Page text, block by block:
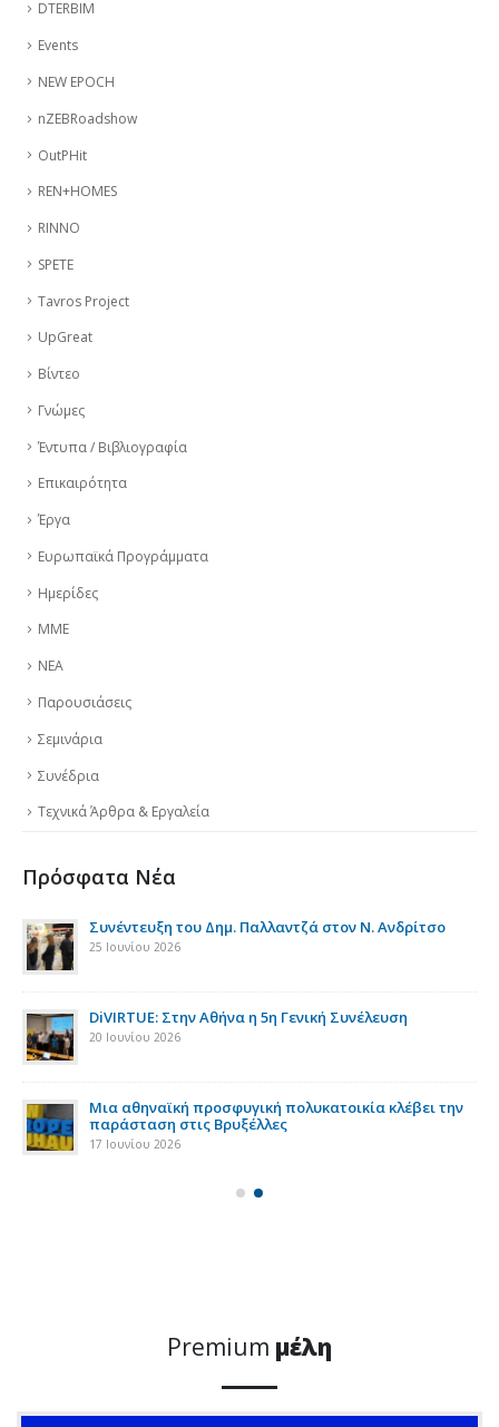
DTERBIM
Events
NEW EPOCH
nZEBRoadshow
OutPHit
REN+HOMES
RINNO
SPETE
Tavros Project
UpGreat
Βίντεο
Γνώμες
Έντυπα / Βιβλιογραφία
Επικαιρότητα
Έργα
Ευρωπαϊκά Προγράμματα
Ημερίδες
ΜΜΕ
ΝΕΑ
Παρουσιάσεις
Σεμινάρια
Συνέδρια
Τεχνικά Άρθρα & Εργαλεία
Πρόσφατα Νέα
Συνέντευξη του Δημ. Παλλαντζά στον Ν. Ανδρίτσο
25 Ιουνίου 2026
DiVIRTUE: Στην Αθήνα η 5η Γενική Συνέλευση
20 Ιουνίου 2026
Μια αθηναϊκή προσφυγική πολυκατοικία κλέβει την
παράσταση στις Βρυξέλλες
17 Ιουνίου 2026
Premium μέλη